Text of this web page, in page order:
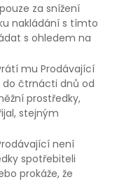
za snížení
nakládání s tímto
s ohledem na
mu Prodávající
do čtrnácti dnů od
prostředky,
stejným
není
spotřebiteli
prokáže, že